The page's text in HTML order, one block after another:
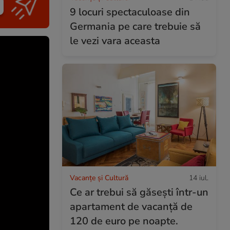
9 locuri spectaculoase din
Germania pe care trebuie să
le vezi vara aceasta
Vacanțe și Cultură 14 iul.
Ce ar trebui să găsești într-un
apartament de vacanță de
120 de euro pe noapte.